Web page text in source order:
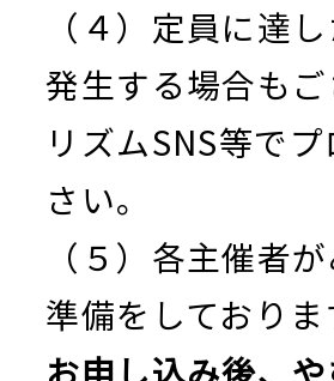
（４）定員に達
発生する場合も
リズムSNS等で
さい。
（５）各主催者
準備をしておりま
お申し込み後、